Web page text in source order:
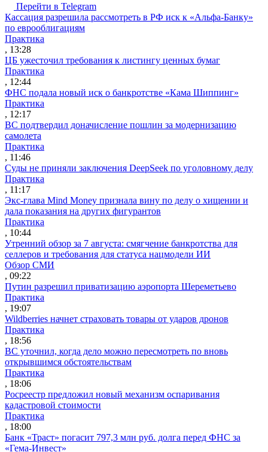
Перейти в Telegram
Кассация разрешила рассмотреть в РФ иск к «Альфа-Банку»
по еврооблигациям
Практика
, 13:28
ЦБ ужесточил требования к листингу ценных бумаг
Практика
, 12:44
ФНС подала новый иск о банкротстве «Кама Шиппинг»
Практика
, 12:17
ВС подтвердил доначисление пошлин за модернизацию
самолета
Практика
, 11:46
Суды не приняли заключения DeepSeek по уголовному делу
Практика
, 11:17
Экс-глава Mind Money признала вину по делу о хищении и
дала показания на других фигурантов
Практика
, 10:44
Утренний обзор за 7 августа: смягчение банкротства для
селлеров и требования для статуса нацмодели ИИ
Обзор СМИ
, 09:22
Путин разрешил приватизацию аэропорта Шереметьево
Практика
, 19:07
Wildberries начнет страховать товары от ударов дронов
Практика
, 18:56
ВС уточнил, когда дело можно пересмотреть по вновь
открывшимся обстоятельствам
Практика
, 18:06
Росреестр предложил новый механизм оспаривания
кадастровой стоимости
Практика
, 18:00
Банк «Траст» погасит 797,3 млн руб. долга перед ФНС за
«Гема-Инвест»